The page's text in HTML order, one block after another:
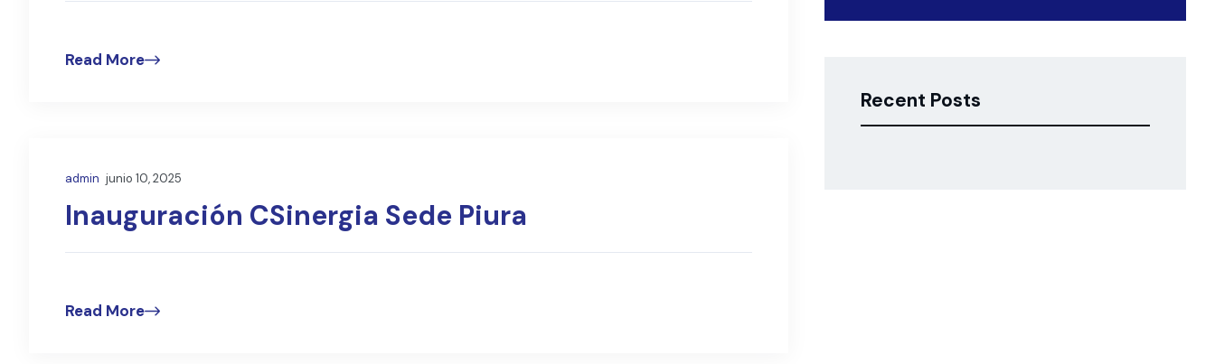
Read More
admin junio 10, 2025
Inauguración CSinergia Sede Piura
Read More
Recent Posts